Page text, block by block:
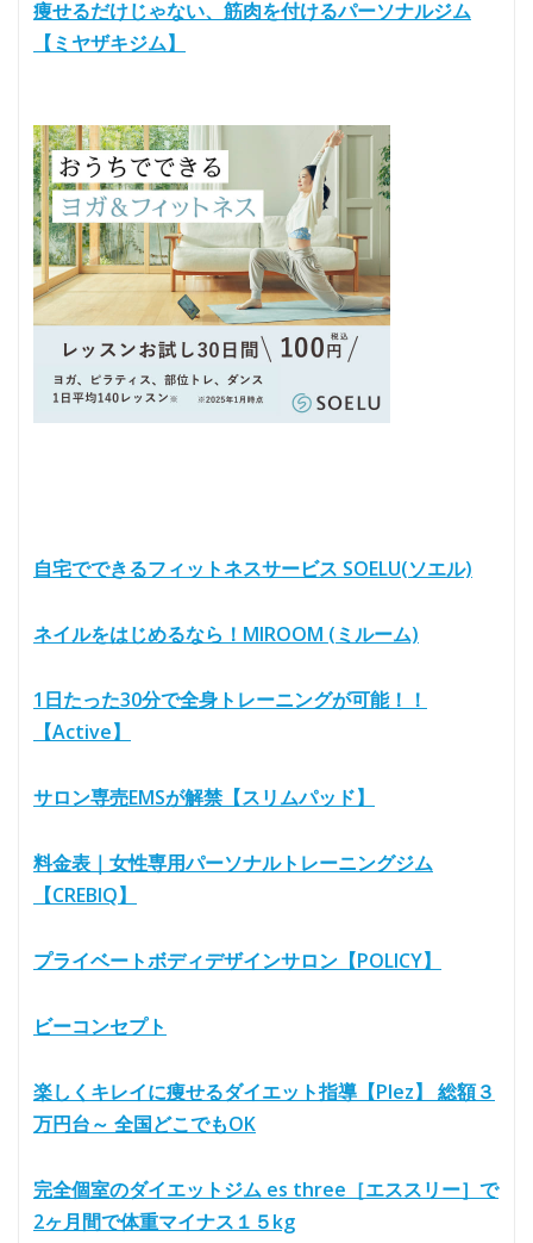
痩せるだけじゃない、筋肉を付けるパーソナルジム
【ミヤザキジム】
自宅でできるフィットネスサービス SOELU(ソエル)
ネイルをはじめるなら！MIROOM (ミルーム)
1日たった30分で全身トレーニングが可能！！
【Active】
サロン専売EMSが解禁【スリムパッド】
料金表｜女性専用パーソナルトレーニングジム
【CREBIQ】
プライベートボディデザインサロン【POLICY】
ビーコンセプト
楽しくキレイに痩せるダイエット指導【Plez】 総額３
万円台～ 全国どこでもOK
完全個室のダイエットジム es three［エススリー］で
2ヶ月間で体重マイナス１５kg